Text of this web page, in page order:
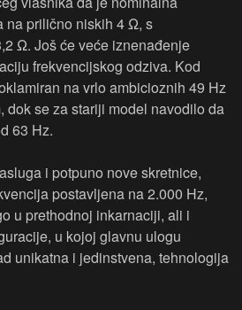
na prilično niskih 4 Ω, s
Ω. Još će veće iznenađenje
frekvencijskog odziva. Kod
na vrlo ambicioznih 49 Hz
dok se za stariji model navodilo da
63 Hz.
i potpuno nove skretnice,
postavljena na 2.000 Hz,
u prethodnoj inkarnaciji, ali i
u kojoj glavnu ulogu
unikatna i jedinstvena, tehnologija